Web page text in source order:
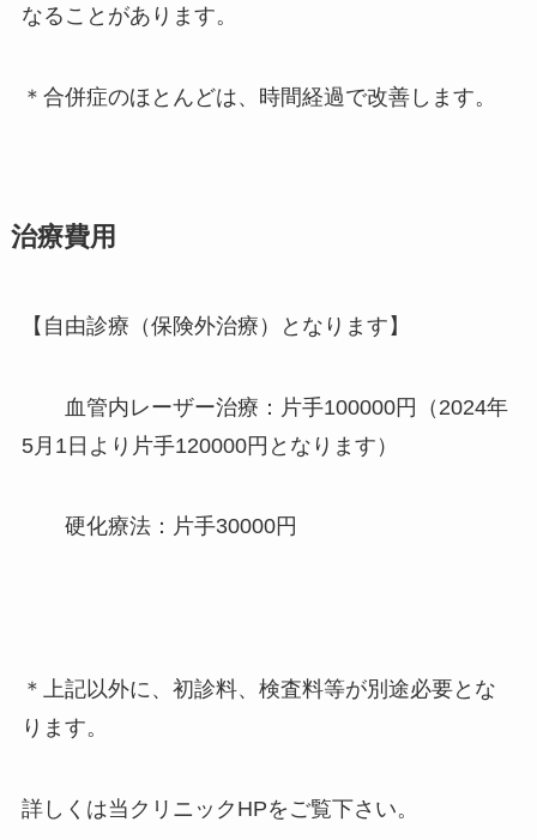
なることがあります。
＊合併症のほとんどは、時間経過で改善します。
治療費用
【自由診療（保険外治療）となります】
血管内レーザー治療：片手100000円（2024年
5月1日より片手120000円となります）
硬化療法：片手30000円
＊上記以外に、初診料、検査料等が別途必要とな
ります。
詳しくは当クリニックHPをご覧下さい。